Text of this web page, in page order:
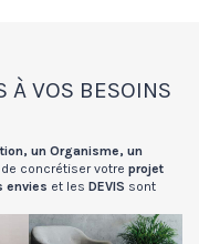
À VOS BESOINS
un Organisme, un
concrétiser votre projet
envies et les DEVIS sont